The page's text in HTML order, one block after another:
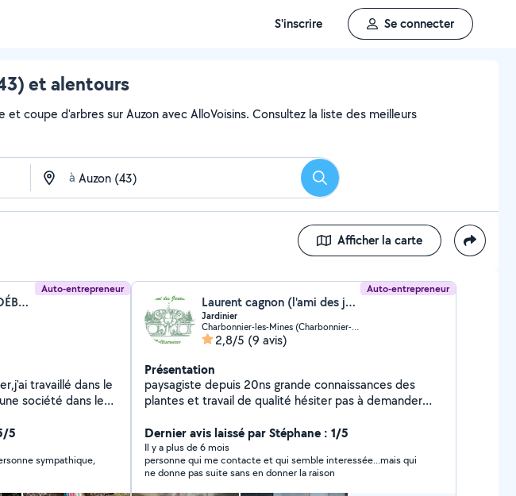
S'inscrire Se connecter
et alentours
coupe d'arbres sur Auzon avec AlloVoisins. Consultez la liste des meilleurs
à Rechercher
Afficher la carte
Auto-entrepreneur
Jonathan LENAIN (JL DÉBARRAS)
travaillé dans le
société dans le
5
sympathique,
Auto-entrepreneur
Laurent cagnon (l'ami des jardins multiservices)
Jardinier
Charbonnier-les-Mines (Charbonnier-les-Mines)
2,8/5 (9 avis)
Présentation
paysagiste depuis 20ns grande connaissances des
plantes et travail de qualité hésiter pas à demander
plantation arrosage automatique bassin clôture,
multiservices Bonne journée à tous et a bientôt
Dernier avis laissé par Stéphane : 1/5
Il y a plus de 6 mois
personne qui me contacte et qui semble interessée...mais qui
ne donne pas suite sans en donner la raison